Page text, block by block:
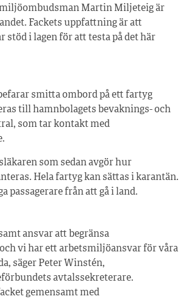
Martin Miljeteig är
Fackets uppfattning är att
stöd i lagen för att testa på det här
smitta ombord på ett fartyg
till hamnbolagets bevaknings- och
som tar kontakt med
som sedan avgör hur
Hela fartyg kan sättas i karantän.
passagerare från att gå i land.
ansvar att begränsa
vi har ett arbetsmiljöansvar för våra
säger Peter Winstén,
avtalssekreterare.
gemensamt med